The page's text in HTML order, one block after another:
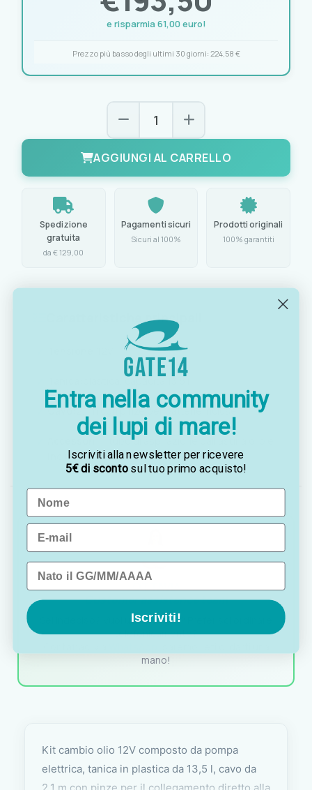
e risparmia 61,00 euro!
Prezzo più basso degli ultimi 30 giorni: 224,58 €
AGGIUNGI AL CARRELLO
Spedizione
gratuita
da € 129,00
Pagamenti sicuri
Sicuri al 100%
Prodotti originali
100% garantiti
Caratteristiche principali
plastica, capacità 13,5 l
Cavo:2,1 m con pinze per batterie incluse
inclusi:
tubo di aspirazione dall'astina olio e
tubo di scarico
OTTAVIA
Customer assistance team
Sei indeciso? Vuoi un consiglio? Preferisci ordinare
telefonicamente?
mano!
Kit cambio olio 12V composto da pompa
elettrica, tanica in plastica da 13,5 l, cavo da
Entra nella community
dei lupi di mare!
Iscriviti alla newsletter per ricevere
5€ di scontosul tuo primo acquisto!
Name
Email
Data di nascita
Iscriviti!